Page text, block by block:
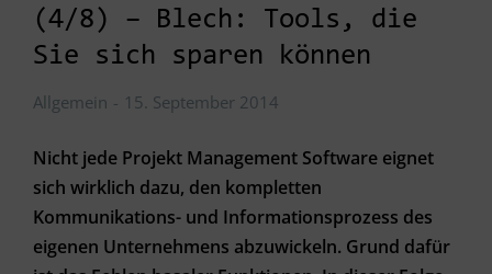
(4/8) – Blech: Tools, die
Sie sich sparen können
Allgemein 15. September 2014
Nicht jede Projekt Management Software eignet
sich wirklich dazu, den kompletten
Kommunikations- und Informationsprozess des
eigenen Unternehmens abzuwickeln. Grund dafür